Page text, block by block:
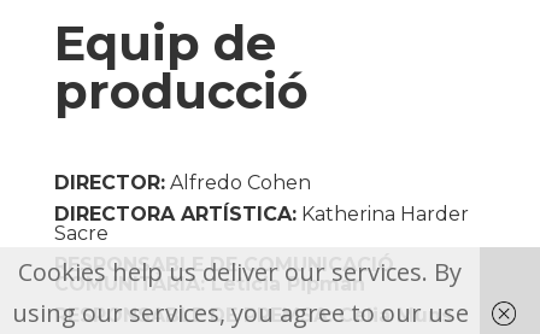
Equip de
producció
DIRECTOR:Alfredo Cohen
DIRECTORA ARTÍSTICA:Katherina Harder
Sacre
RESPONSABLE DE COMUNICACIÓ
COMUNITÀRIA:Leticia Pipman
RESPONSABLE DE PREMSA:Celia Muns
Cookies help us deliver our services. By
using our services, you agree to our use